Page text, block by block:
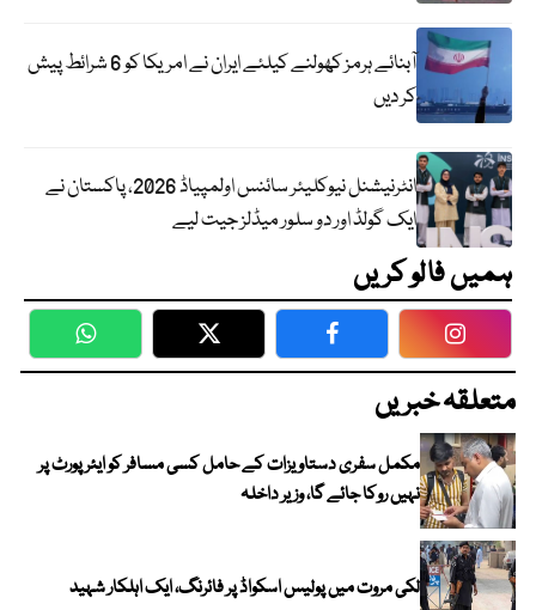
آبنائے ہرمز کھولنے کیلئے ایران نے امریکا کو 6 شرائط پیش
کر دیں
انٹرنیشنل نیوکلیئر سائنس اولمپیاڈ 2026، پاکستان نے
ایک گولڈ اور دو سلور میڈلز جیت لیے
ہمیں فالو کریں
WhatsApp Twitter Facebook
متعلقہ خبریں
مکمل سفری دستاویزات کے حامل کسی مسافر کو ایئرپورٹ پر
نہیں روکا جائے گا، وزیر داخلہ
لکی مروت میں پولیس اسکواڈ پر فائرنگ، ایک اہلکار شہید